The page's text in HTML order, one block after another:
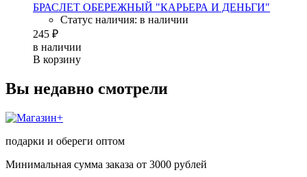
БРАСЛЕТ ОБЕРЕЖНЫЙ "КАРЬЕРА И ДЕНЬГИ"
Статус наличия: в наличии
245 ₽
в наличии
В корзину
Вы недавно смотрели
подарки и обереги оптом
Минимальная сумма заказа от 3000 рублей